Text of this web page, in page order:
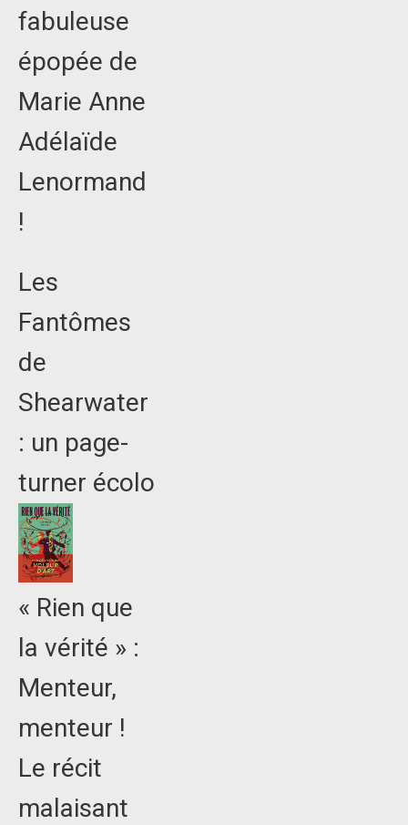
fabuleuse
épopée de
Marie Anne
Adélaïde
Lenormand
!
Les
Fantômes
de
Shearwater
: un page-
turner écolo
« Rien que
la vérité » :
Menteur,
menteur !
Le récit
malaisant